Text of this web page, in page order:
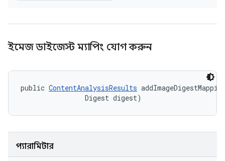
ইমেজ ডাইজেস্ট ম্যাপিং যোগ করুন
public ContentAnalysisResults
                Digest digest)
প্যারামিটার